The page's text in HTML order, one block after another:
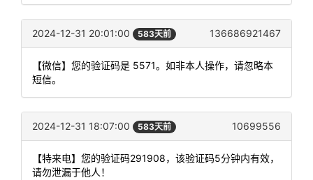
2024-12-31 20:01:00 583天前 136686921467
【微信】您的验证码是 5571。如非本人操作，请忽略本
短信。
2024-12-31 18:07:00 583天前 10699556
【特来电】您的验证码291908，该验证码5分钟内有效，
请勿泄漏于他人！